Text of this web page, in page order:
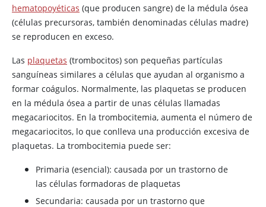
hematopoyéticas (que producen sangre) de la médula ósea
(células precursoras, también denominadas células madre)
se reproducen en exceso.
Las plaquetas (trombocitos) son pequeñas partículas
sanguíneas similares a células que ayudan al organismo a
formar coágulos. Normalmente, las plaquetas se producen
en la médula ósea a partir de unas células llamadas
megacariocitos. En la trombocitemia, aumenta el número de
megacariocitos, lo que conlleva una producción excesiva de
plaquetas. La trombocitemia puede ser:
Primaria (esencial): causada por un trastorno de
las células formadoras de plaquetas
Secundaria: causada por un trastorno que